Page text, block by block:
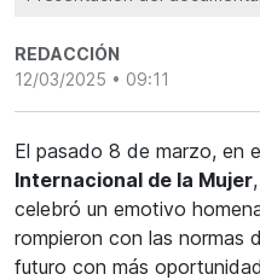
REDACCIÓN
12/03/2025 • 09:11
El pasado 8 de marzo, en
Internacional de la Mujer
celebró un emotivo
rompieron con las normas
futuro con más